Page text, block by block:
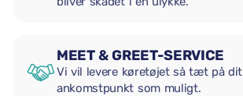
MEET & GREET-SERVICE
Vi vil levere køretøjet så tæt på dit
ankomstpunkt som muligt.